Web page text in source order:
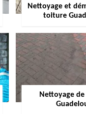
Nettoyage et
toiture
Nettoyage de